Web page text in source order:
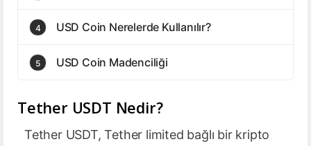
4 USD Coin Nerelerde Kullanılır?
5 USD Coin Madenciliği
Tether USDT Nedir?
Tether USDT, Tether limited bağlı bir kripto